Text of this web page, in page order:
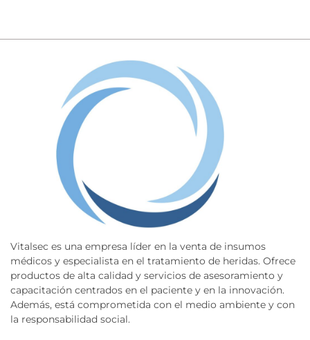
Vitalsec es una empresa líder en la venta de insumos
médicos y especialista en el tratamiento de heridas. Ofrece
productos de alta calidad y servicios de asesoramiento y
capacitación centrados en el paciente y en la innovación.
Además, está comprometida con el medio ambiente y con
la responsabilidad social.